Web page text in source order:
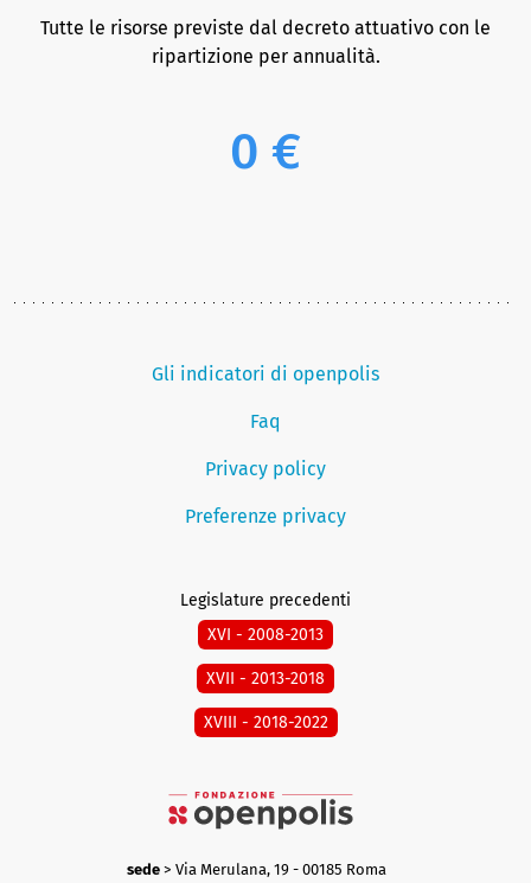
Tutte le risorse previste dal decreto attuativo con le
ripartizione per annualità.
0 €
Gli indicatori di openpolis
Faq
Privacy policy
Preferenze privacy
Legislature precedenti
XVI - 2008-2013
XVII - 2013-2018
XVIII - 2018-2022
sede> Via Merulana, 19 - 00185 Roma